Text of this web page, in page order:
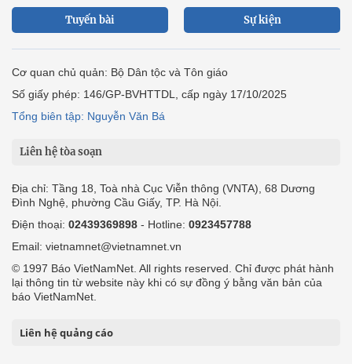
Tuyến bài Sự kiện
Cơ quan chủ quản: Bộ Dân tộc và Tôn giáo
Số giấy phép: 146/GP-BVHTTDL, cấp ngày 17/10/2025
Tổng biên tập: Nguyễn Văn Bá
Liên hệ tòa soạn
Địa chỉ: Tầng 18, Toà nhà Cục Viễn thông (VNTA), 68 Dương
Đình Nghệ, phường Cầu Giấy, TP. Hà Nội.
Điện thoại: 02439369898 - Hotline: 0923457788
Email: vietnamnet@vietnamnet.vn
© 1997 Báo VietNamNet. All rights reserved. Chỉ được phát hành
lại thông tin từ website này khi có sự đồng ý bằng văn bản của
báo VietNamNet.
Liên hệ quảng cáo